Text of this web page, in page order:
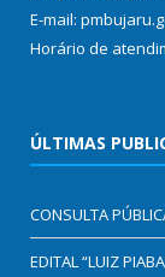
E-mail:
Horário de
ÚLTIMAS
CONSULTA
EDITAL “LUIZ